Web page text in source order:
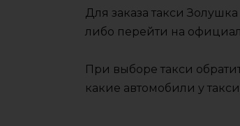
Для заказа такси
либо перейти на
При выборе такси
какие автомобили у